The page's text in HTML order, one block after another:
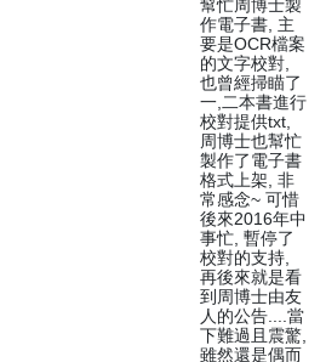
幫忙周博士製
作電子書, 主
要是OCR檔案
的文字校對,
也曾經掃瞄了
一,二本書進行
校對提供txt,
周博士也幫忙
製作了電子書
格式上架, 非
常感念~ 可惜
後來2016年中
事忙, 暫停了
校對的支持,
再後來就是看
到周博士由友
人的公告....當
下難過且震驚,
雖然還是偶而